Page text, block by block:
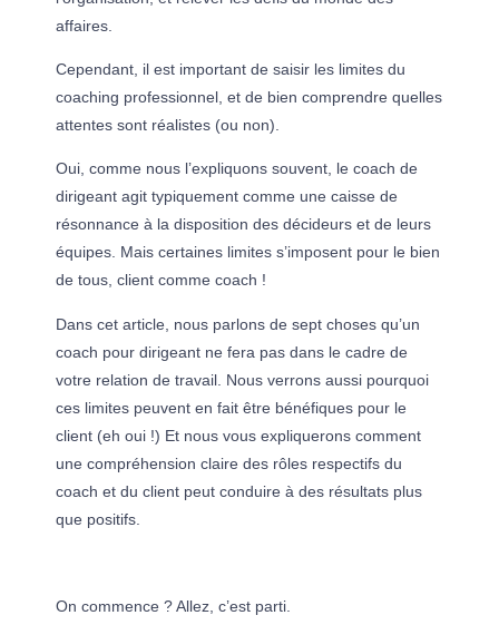
affaires.
Cependant, il est important de saisir les limites du
coaching professionnel, et de bien comprendre quelles
attentes sont réalistes (ou non).
Oui, comme nous l’expliquons souvent, le coach de
dirigeant agit typiquement comme une caisse de
résonnance à la disposition des décideurs et de leurs
équipes. Mais certaines limites s’imposent pour le bien
de tous, client comme coach !
Dans cet article, nous parlons de sept choses qu’un
coach pour dirigeant ne fera pas dans le cadre de
votre relation de travail. Nous verrons aussi pourquoi
ces limites peuvent en fait être bénéfiques pour le
client (eh oui !) Et nous vous expliquerons comment
une compréhension claire des rôles respectifs du
coach et du client peut conduire à des résultats plus
que positifs.
On commence ? Allez, c’est parti.